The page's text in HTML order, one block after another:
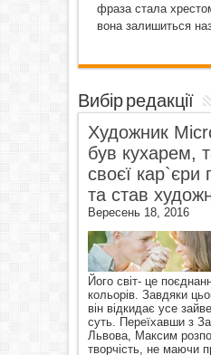
фраза стала
вона залишиться
Вибір редакції
Художник
був кухарем,
своєї кар`єри
та став
Вересень 18, 2016
Його світ- це
кольорів. Завдяки
він відкидає усе
суть. Переїхавши з
Львова, Максим
творчість, не маючи